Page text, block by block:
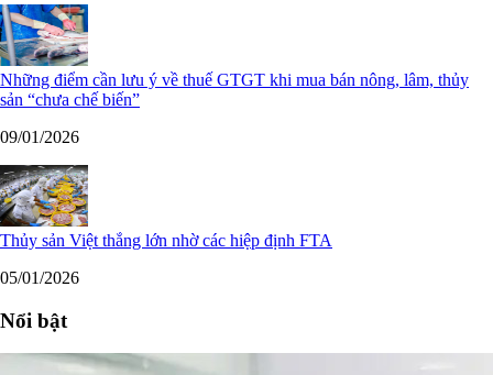
Những điểm cần lưu ý về thuế GTGT khi mua bán nông, lâm, thủy
sản “chưa chế biến”
09/01/2026
Thủy sản Việt thắng lớn nhờ các hiệp định FTA
05/01/2026
Nổi bật